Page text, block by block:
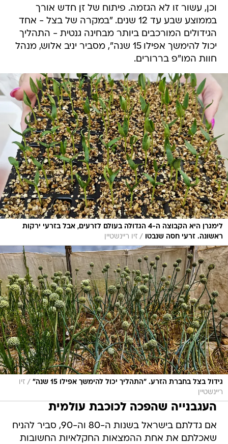
וכן, עשור זו לא הגזמה. פיתוח של זן חדש אורך
בממוצע שבע עד 12 שנים. "במקרה של בצל - אחד
הגידולים המורכבים ביותר מבחינה גנטית - התהליך
יכול להימשך אפילו 15 שנה", מסביר יניב אלוש, מנהל
חוות המו"פ בררורים.
לימגרן היא הקבוצה ה-4 הגדולה בעולם לזרעים, אבל בזרעי ירקות
ראשונה. זרעי חסה שנבטו
/ זיו ריינשטיין
גידול בצל בחברת הזרע. "התהליך יכול להימשך אפילו 15 שנה" / זיו
ריינשטיין
העגבנייה שהפכה לכוכבת עולמית
אם גדלתם בישראל בשנות ה-80 וה-90, סביר להניח
שאכלתם את אחת ההמצאות החקלאיות החשובות